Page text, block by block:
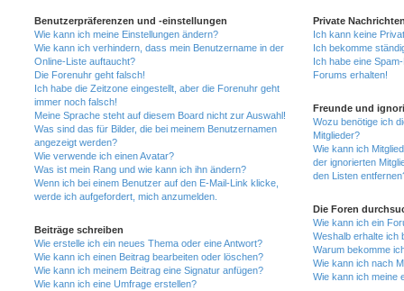
Benutzerpräferenzen und -einstellungen
Wie kann ich meine Einstellungen ändern?
Wie kann ich verhindern, dass mein Benutzername in der
Online-Liste auftaucht?
Die Forenuhr geht falsch!
Ich habe die Zeitzone eingestellt, aber die Forenuhr geht
immer noch falsch!
Meine Sprache steht auf diesem Board nicht zur Auswahl!
Was sind das für Bilder, die bei meinem Benutzernamen
angezeigt werden?
Wie verwende ich einen Avatar?
Was ist mein Rang und wie kann ich ihn ändern?
Wenn ich bei einem Benutzer auf den E-Mail-Link klicke,
werde ich aufgefordert, mich anzumelden.
Beiträge schreiben
Wie erstelle ich ein neues Thema oder eine Antwort?
Wie kann ich einen Beitrag bearbeiten oder löschen?
Wie kann ich meinem Beitrag eine Signatur anfügen?
Wie kann ich eine Umfrage erstellen?
Private
Ich kann keine
Ich bekomme
Ich habe eine
Forums erhalten!
Freunde und
Wozu benötige ich
Mitglieder?
Wie kann ich
der ignorierten
den Listen
Die Foren
Wie kann ich ein
Weshalb erhalte ich
Warum bekomme
Wie kann ich nach
Wie kann ich meine